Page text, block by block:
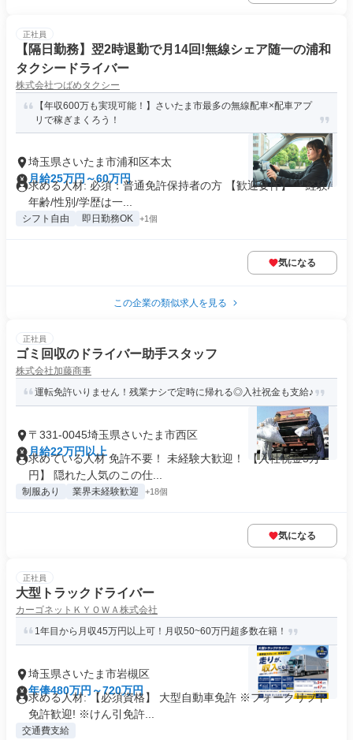
正社員
【隔日勤務】翌2時退勤で月14回!無線シェア随一の浦和
タクシードライバー
株式会社つばめタクシー
【年収600万も実現可能！】さいたま市最多の無線配車×配車アプ
リで稼ぎまくろう！
埼玉県さいたま市浦和区本太
月給25万円～60万円
求める人材: 必須：普通免許保持者の方 【歓迎要件】 ・経験/
年齢/性別/学歴は一...
シフト自由 即日勤務OK +1個
気になる
この企業の類似求人を見る
正社員
ゴミ回収のドライバー助手スタッフ
株式会社加藤商事
運転免許いりません！残業ナシで定時に帰れる◎入社祝金も支給♪
〒331-0045埼玉県さいたま市西区
月給22万円以上
求めている人材 免許不要！ 未経験大歓迎！ 【入社祝金5万
円】 隠れた人気のこの仕...
制服あり 業界未経験歓迎 +18個
気になる
正社員
大型トラックドライバー
カーゴネットＫＹＯＷＡ株式会社
1年目から月収45万円以上可！月収50~60万円超多数在籍！
埼玉県さいたま市岩槻区
年俸480万円～720万円
求める人材: 【必須資格】 大型自動車免許 ※フォークリフト
免許歓迎! ※けん引免許...
交通費支給